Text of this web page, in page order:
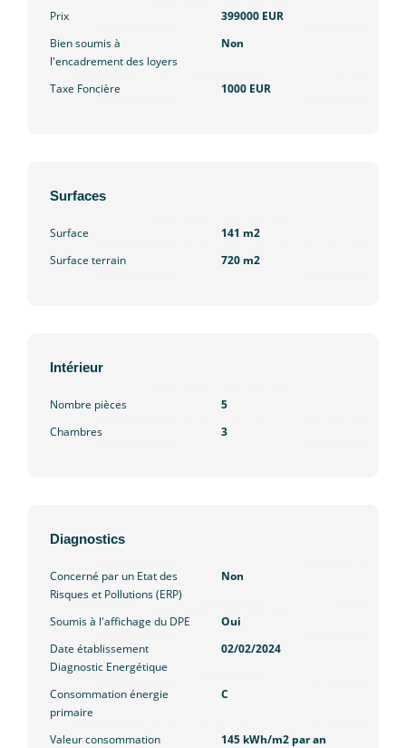
Prix
399000 EUR
Bien soumis à
l'encadrement des loyers
Non
Taxe Foncière 1000 EUR
Surfaces
Surface
141 m2
Surface terrain
720 m2
Intérieur
Nombre pièces
5
Chambres
3
Diagnostics
Concerné par un Etat des
Risques et Pollutions (ERP)
Non
Soumis à l'affichage du DPE
Oui
Date établissement
Diagnostic Energétique
02/02/2024
Consommation énergie
primaire
C
Valeur consommation
145 kWh/m2 par an